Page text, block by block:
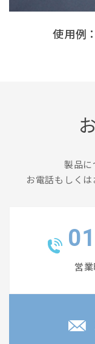
使用例
製品に
お電話もしく
営